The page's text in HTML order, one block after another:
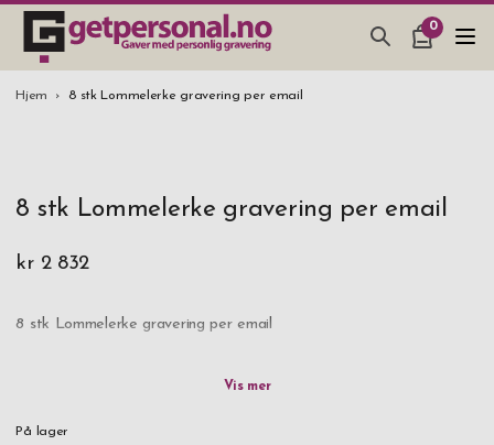
0
GAVER & GADGETS
GAVETIPS
JULEGAVETIPS
Hjem 8 stk Lommelerke gravering per email
8 stk Lommelerke gravering per email
kr 2 832
8 stk Lommelerke gravering per email
På lager